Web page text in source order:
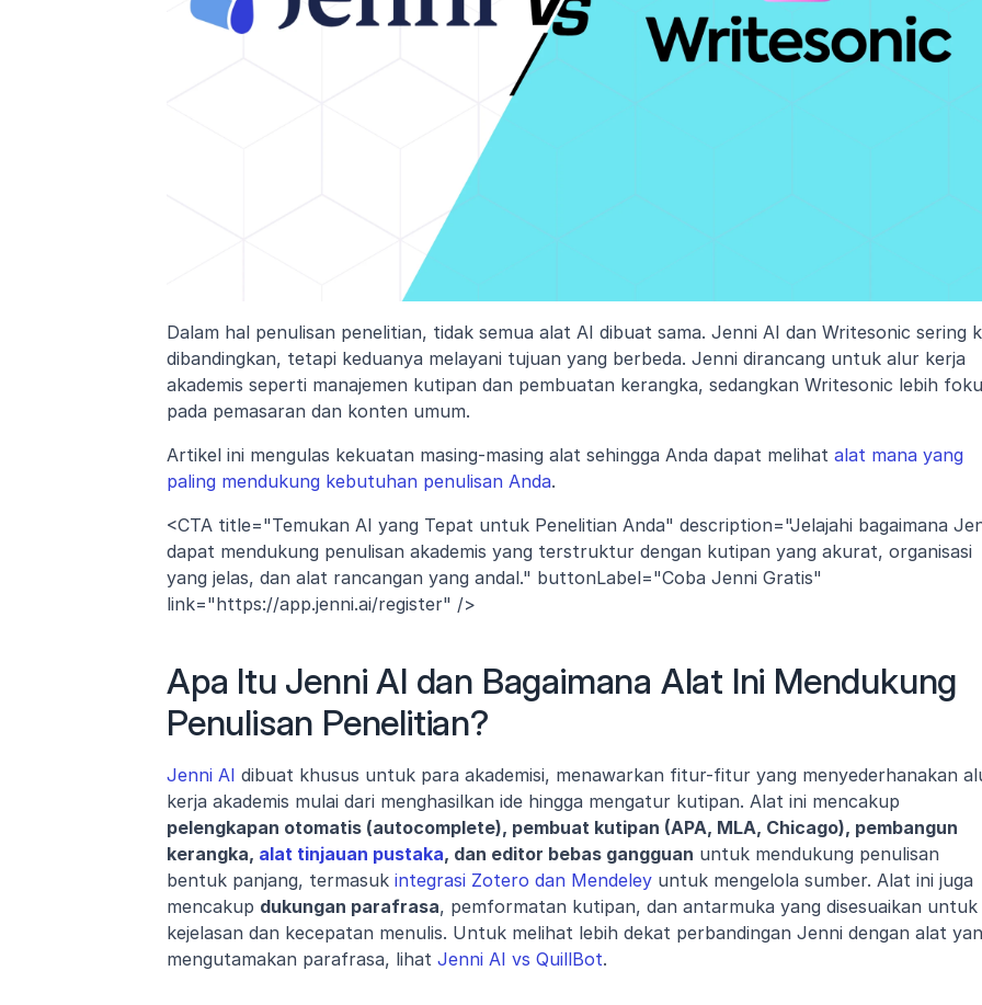
Dalam hal penulisan penelitian, tidak semua alat AI dibuat sama. Jenni AI dan Writesonic sering
dibandingkan, tetapi keduanya melayani tujuan yang berbeda. Jenni dirancang untuk alur kerja
akademis seperti manajemen kutipan dan pembuatan kerangka, sedangkan Writesonic lebih
pada pemasaran dan konten umum.
Artikel ini mengulas kekuatan masing-masing alat sehingga Anda dapat melihat alat mana yang
paling mendukung kebutuhan penulisan Anda.
<CTA title="Temukan AI yang Tepat untuk Penelitian Anda" description="Jelajahi bagaimana
dapat mendukung penulisan akademis yang terstruktur dengan kutipan yang akurat, organisasi
yang jelas, dan alat rancangan yang andal." buttonLabel="Coba Jenni Gratis"
link="https://app.jenni.ai/register" />
Apa Itu Jenni AI dan Bagaimana Alat Ini Mendukung
Penulisan Penelitian?
Jenni AI dibuat khusus untuk para akademisi, menawarkan fitur-fitur yang menyederhanakan
pelengkapan otomatis (autocomplete), pembuat kutipan (APA, MLA, Chicago), pembangun
kerangka, alat tinjauan pustaka, dan editor bebas gangguan untuk mendukung penulisan
bentuk panjang, termasuk integrasi Zotero dan Mendeley untuk mengelola sumber. Alat ini juga
mencakup dukungan parafrasa, pemformatan kutipan, dan antarmuka yang disesuaikan untuk
kejelasan dan kecepatan menulis. Untuk melihat lebih dekat perbandingan Jenni dengan alat
mengutamakan parafrasa, lihat Jenni AI vs QuillBot.